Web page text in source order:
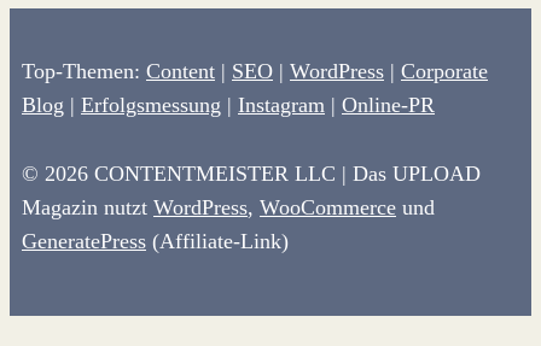
Top-Themen: Content | SEO | WordPress | Corporate
Blog | Erfolgsmessung | Instagram | Online-PR
© 2026 CONTENTMEISTER LLC | Das UPLOAD
Magazin nutzt WordPress, WooCommerce und
GeneratePress (Affiliate-Link)